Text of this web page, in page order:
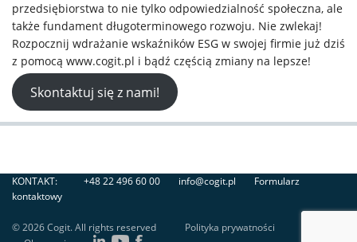
przedsiębiorstwa to nie tylko odpowiedzialność społeczna, ale
także fundament długoterminowego rozwoju. Nie zwlekaj!
Rozpocznij wdrażanie wskaźników ESG w swojej firmie już dziś
z pomocą www.cogit.pl i bądź częścią zmiany na lepsze!
Skontaktuj się z nami!
KONTAKT: +48 22 496 60 00 info@cogit.pl
Formularz
kontaktowy
© 2026 Cogit. All rights reserved
Polityka prywatności